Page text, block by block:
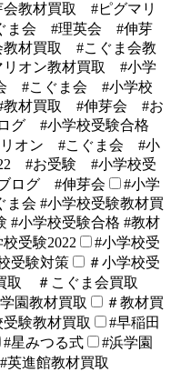
教材買取 #ピグマリ
ま会 #理英会 #伸芽
材買取 #こぐま会教
オン教材買取 #小学
#こぐま会 #小学校
教材買取 #伸芽会 #お
グ #小学校受験合格
オン #こぐま会 #小
#お受験 #小学校受
ログ #伸芽会
#小学
ま会 #小学校受験教材買
#小学校受験合格 #教材
受験2022
#小学校受
受験対策
＃小学校受
取 ＃こぐま会買取
園教材買取
＃教材買
験教材買取
#早稲田
#星みつる式
#浜学園
#英進館教材買取